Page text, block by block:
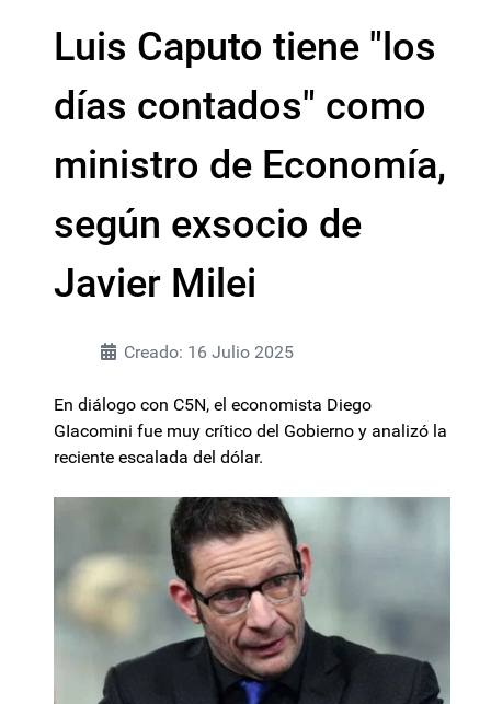
Luis Caputo tiene "los
días contados" como
ministro de Economía,
según exsocio de
Javier Milei
Creado: 16 Julio 2025
En diálogo con C5N, el economista Diego
GIacomini fue muy crítico del Gobierno y analizó la
reciente escalada del dólar.